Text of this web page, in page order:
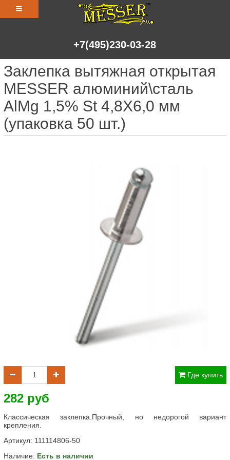
+7(495)230-03-28
Заклепка вытяжная открытая
MESSER алюминий\сталь
AlMg 1,5% St 4,8X6,0 мм
(упаковка 50 шт.)
Где купить
282 руб
Классическая заклепка.Прочный, но недорогой вариант
крепления.
Артикул: 111114806-50
Наличие: Есть в наличии